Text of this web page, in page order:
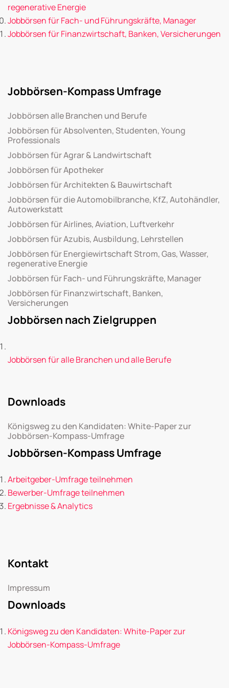
regenerative Energie
Jobbörsen für Fach- und Führungskräfte, Manager
Jobbörsen für Finanzwirtschaft, Banken, Versicherungen
Jobbörsen-Kompass Umfrage
Jobbörsen alle Branchen und Berufe
Jobbörsen für Absolventen, Studenten, Young
Professionals
Jobbörsen für Agrar & Landwirtschaft
Jobbörsen für Apotheker
Jobbörsen für Architekten & Bauwirtschaft
Jobbörsen für die Automobilbranche, KfZ, Autohändler,
Autowerkstatt
Jobbörsen für Airlines, Aviation, Luftverkehr
Jobbörsen für Azubis, Ausbildung, Lehrstellen
Jobbörsen für Energiewirtschaft Strom, Gas, Wasser,
regenerative Energie
Jobbörsen für Fach- und Führungskräfte, Manager
Jobbörsen für Finanzwirtschaft, Banken,
Versicherungen
Jobbörsen nach Zielgruppen
Jobbörsen für alle Branchen und alle Berufe
Downloads
Königsweg zu den Kandidaten: White-Paper zur
Jobbörsen-Kompass-Umfrage
Jobbörsen-Kompass Umfrage
Arbeitgeber-Umfrage teilnehmen
Bewerber-Umfrage teilnehmen
Ergebnisse & Analytics
Kontakt
Impressum
Downloads
Königsweg zu den Kandidaten: White-Paper zur
Jobbörsen-Kompass-Umfrage